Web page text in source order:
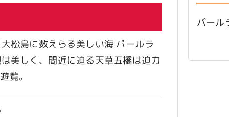
松島に数えらる美しい海 パールラ
美しく、間近に迫る天草五橋は迫力
覧。
パール